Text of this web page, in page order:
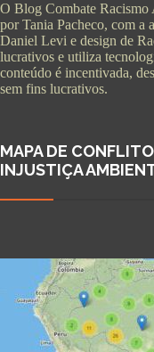
O Blog Combate
por Tania Pacheco, com a
Daniel Levi e design de
lucrativos e utiliza
conteúdo é incentivada,
sem fins lucrativos.
MAPA DE
INJUSTIÇA